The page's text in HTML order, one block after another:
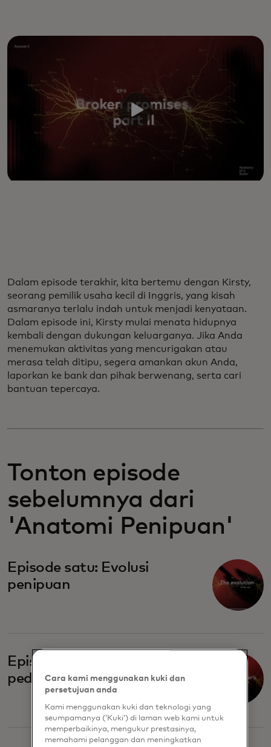
Dalam episode terakhir, kita bertemu dengan Kirsty,
seorang pemilik usaha kecil di Inggris, yang kisah
asmaranya terlalu indah untuk menjadi kenyataan.
Dalam episode ini, Kirsty mulai menata hidupnya
kembali dengan dukungan keluarganya. Jika Anda
menemukan aktivitas yang mencurigakan atau
merasa telah ditipu, segera amankan akun Anda,
laporkan ke bank dan pihak berwenang, serta cari
bantuan tepercaya.
Tonton episode
sebelumnya dari
'Anatomi Penipuan'
Episode satu: Evolusi
penipuan
Episode dua: Buku
pedoman penipu
Cara kami menggunakan kuki dan
persetujuan anda
Kami menggunakan kuki dan teknologi yang
seumpamanya (‘Kuki’) di laman web kami untuk
memperbaikinya, mengukur prestasinya,
memahami pelanggan dan meningkatkan